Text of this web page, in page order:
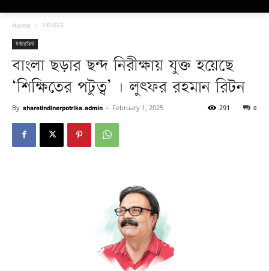
Home ইন্টারভিউ
ইন্টারভিউ
বাংলা ছড়ার ছন্দ নিরীক্ষায় যুক্ত হয়েছে
‘শিক্ষিতের পটুত্ব’ | লুৎফর রহমান রিটন
By sharetindinerpotrika_admin - February 1, 2025 0
291